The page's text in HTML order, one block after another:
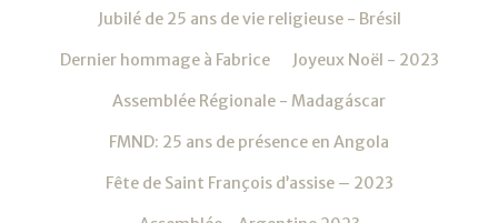
Jubilé de 25 ans de vie religieuse - Brésil
Dernier hommage à Fabrice Joyeux Noël - 2023
Assemblée Régionale - Madagáscar
FMND: 25 ans de présence en Angola
Fête de Saint François d’assise – 2023